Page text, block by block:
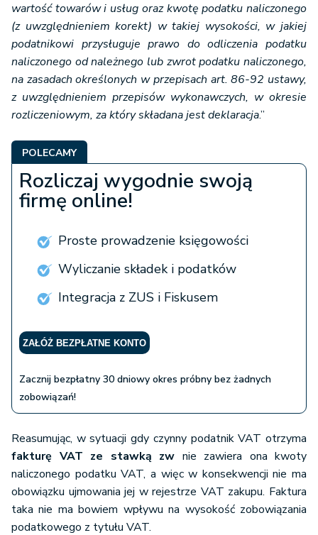
wartość towarów i usług oraz kwotę podatku naliczonego
(z uwzględnieniem korekt) w takiej wysokości, w jakiej
podatnikowi przysługuje prawo do odliczenia podatku
naliczonego od należnego lub zwrot podatku naliczonego,
na zasadach określonych w przepisach art. 86-92 ustawy,
z uwzględnieniem przepisów wykonawczych, w okresie
rozliczeniowym, za który składana jest deklaracja.”
POLECAMY
Rozliczaj wygodnie swoją
firmę online!
Proste prowadzenie księgowości
Wyliczanie składek i podatków
Integracja z ZUS i Fiskusem
ZAŁÓŻ BEZPŁATNE KONTO
Zacznij bezpłatny 30 dniowy okres próbny bez żadnych
zobowiązań!
Reasumując, w sytuacji gdy czynny podatnik VAT otrzyma
fakturę VAT ze stawką zw nie zawiera ona kwoty
naliczonego podatku VAT, a więc w konsekwencji nie ma
obowiązku ujmowania jej w rejestrze VAT zakupu. Faktura
taka nie ma bowiem wpływu na wysokość zobowiązania
podatkowego z tytułu VAT.